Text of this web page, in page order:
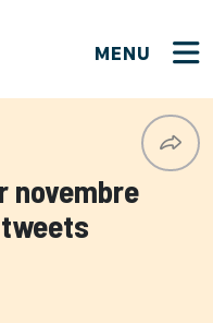
MENU
novembre
FERMER
proposer ?